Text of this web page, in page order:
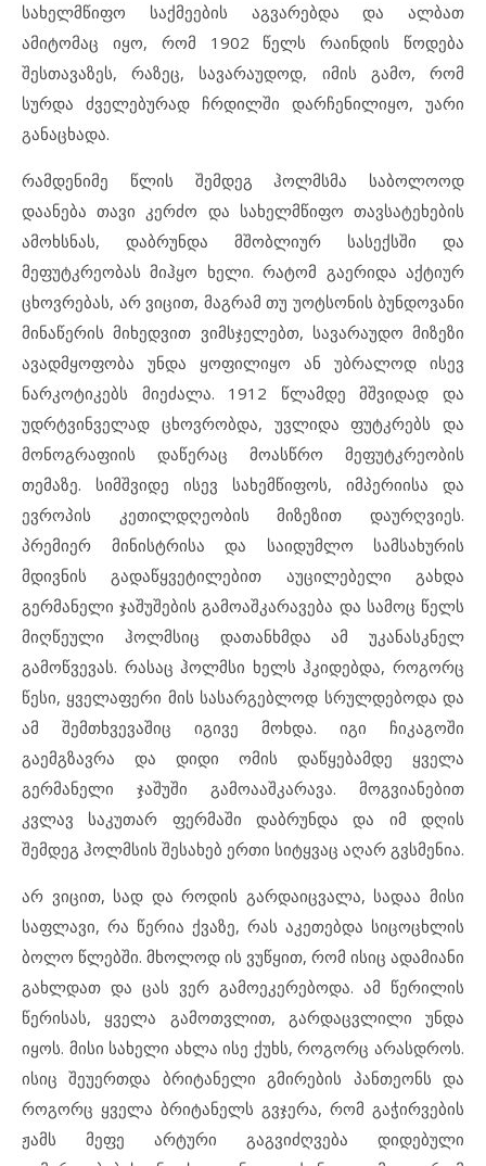
სახელმწიფო საქმეების აგვარებდა და ალბათ
ამიტომაც იყო, რომ 1902 წელს რაინდის წოდება
შესთავაზეს, რაზეც, სავარაუდოდ, იმის გამო, რომ
სურდა ძველებურად ჩრდილში დარჩენილიყო, უარი
განაცხადა.
რამდენიმე წლის შემდეგ ჰოლმსმა საბოლოოდ
დაანება თავი კერძო და სახელმწიფო თავსატეხების
ამოხსნას, დაბრუნდა მშობლიურ სასექსში და
მეფუტკრეობას მიჰყო ხელი. რატომ გაერიდა აქტიურ
ცხოვრებას, არ ვიცით, მაგრამ თუ უოტსონის ბუნდოვანი
მინაწერის მიხედვით ვიმსჯელებთ, სავარაუდო მიზეზი
ავადმყოფობა უნდა ყოფილიყო ან უბრალოდ ისევ
ნარკოტიკებს მიეძალა. 1912 წლამდე მშვიდად და
უდრტვინველად ცხოვრობდა, უვლიდა ფუტკრებს და
მონოგრაფიის დაწერაც მოასწრო მეფუტკრეობის
თემაზე. სიმშვიდე ისევ სახემწიფოს, იმპერიისა და
ევროპის კეთილდღეობის მიზეზით დაურღვიეს.
პრემიერ მინისტრისა და საიდუმლო სამსახურის
მდივნის გადაწყვეტილებით აუცილებელი გახდა
გერმანელი ჯაშუშების გამოაშკარავება და სამოც წელს
მიღწეული ჰოლმსიც დათანხმდა ამ უკანასკნელ
გამოწვევას. რასაც ჰოლმსი ხელს ჰკიდებდა, როგორც
წესი, ყველაფერი მის სასარგებლოდ სრულდებოდა და
ამ შემთხვევაშიც იგივე მოხდა. იგი ჩიკაგოში
გაემგზავრა და დიდი ომის დაწყებამდე ყველა
გერმანელი ჯაშუში გამოააშკარავა. მოგვიანებით
კვლავ საკუთარ ფერმაში დაბრუნდა და იმ დღის
შემდეგ ჰოლმსის შესახებ ერთი სიტყვაც აღარ გვსმენია.
არ ვიცით, სად და როდის გარდაიცვალა, სადაა მისი
საფლავი, რა წერია ქვაზე, რას აკეთებდა სიცოცხლის
ბოლო წლებში. მხოლოდ ის ვუწყით, რომ ისიც ადამიანი
გახლდათ და ცას ვერ გამოეკერებოდა. ამ წერილის
წერისას, ყველა გამოთვლით, გარდაცვლილი უნდა
იყოს. მისი სახელი ახლა ისე ქუხს, როგორც არასდროს.
ისიც შეუერთდა ბრიტანელი გმირების პანთეონს და
როგორც ყველა ბრიტანელს გვჯერა, რომ გაჭირვების
ჟამს მეფე არტური გაგვიძღვება დიდებული